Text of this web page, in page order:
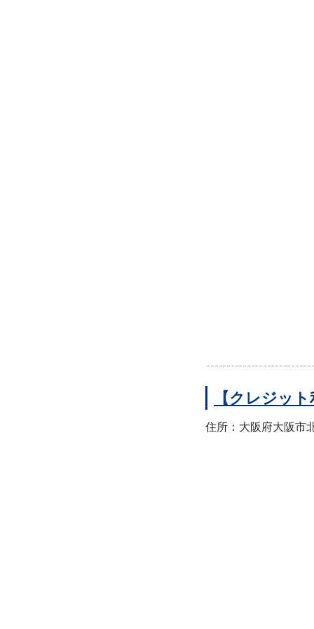
【クレジッ
住所：大阪府大阪市